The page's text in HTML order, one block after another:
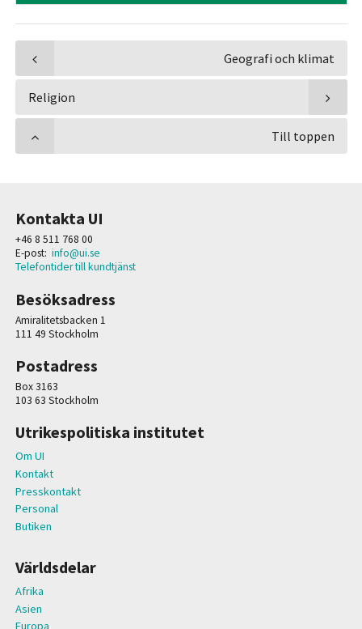
Geografi och klimat
Religion
Till toppen
Kontakta UI
+46 8 511 768 00
E-post: info@ui.se
Telefontider till kundtjänst
Besöksadress
Amiralitetsbacken 1
111 49 Stockholm
Postadress
Box 3163
103 63 Stockholm
Utrikespolitiska institutet
Om UI
Kontakt
Presskontakt
Personal
Butiken
Världsdelar
Afrika
Asien
Europa